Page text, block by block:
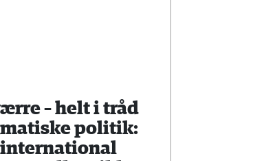
– helt i tråd
politik:
international